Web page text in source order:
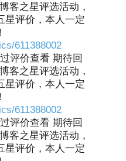
客之星评选活动，
星评价，本人一定
611388002
评价查看 期待回
客之星评选活动，
星评价，本人一定
611388002
评价查看 期待回
客之星评选活动，
星评价，本人一定